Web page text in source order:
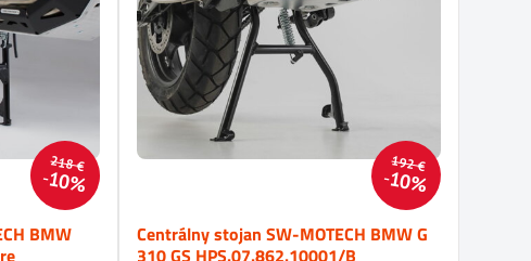
218 €
10%
BMW
192 €
10%
Centrálny stojan SW-MOTECH BMW G
310 GS HPS.07.862.10001/B